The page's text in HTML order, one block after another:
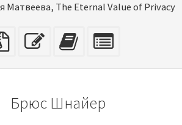
Матвеева, The Eternal Value of Privacy
Исходные
файлы
Редактировать
текст
Добавить
этот
книг
Брюс Шнайер